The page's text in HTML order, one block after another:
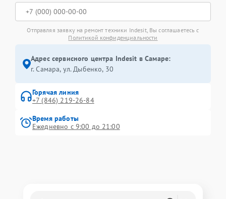
Отправляя заявку на ремонт техники Indesit, Вы соглашаетесь с
Политикой конфиденциальности
Адрес сервисного центра Indesit в Самаре:
г. Самара, ул. Дыбенко, 30
Горячая линия
+7 (846) 219-26-84
Время работы
Ежедневно с 9:00 до 21:00